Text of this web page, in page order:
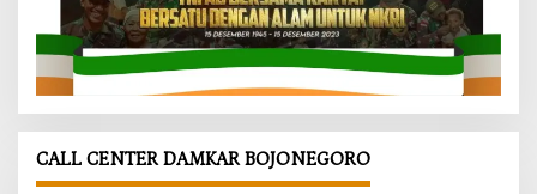
CALL CENTER DAMKAR BOJONEGORO